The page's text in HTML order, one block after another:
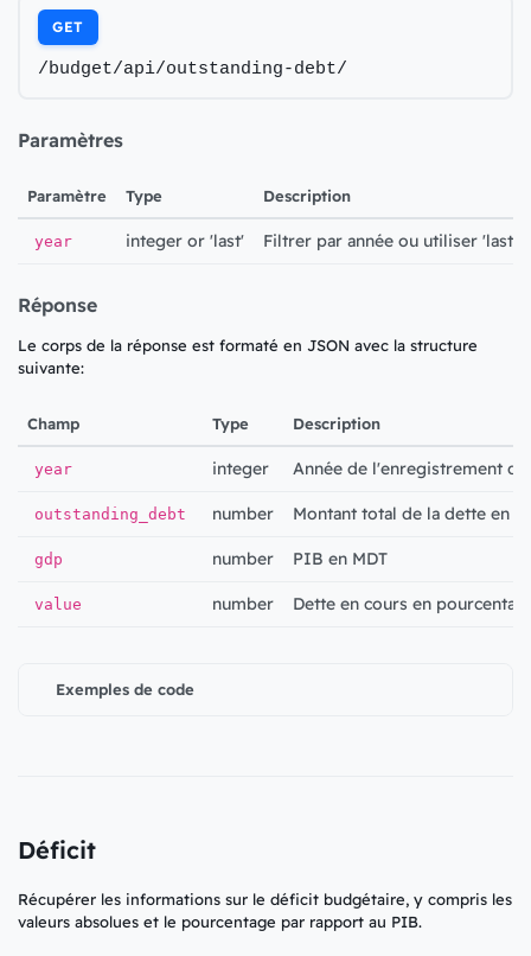
GET
/budget/api/outstanding-debt/
Paramètres
Paramètre Type Description
year integer or 'last' Filtrer par année ou utiliser 'last'
Réponse
Le corps de la réponse est formaté en JSON avec la structure
suivante:
Champ Type Description
year integer Année de l'enregistrement
outstanding_debt number Montant total de la dette en
gdp number PIB en MDT
value number Dette en cours en
Exemples de code
Déficit
Récupérer les informations sur le déficit budgétaire, y compris les
valeurs absolues et le pourcentage par rapport au PIB.